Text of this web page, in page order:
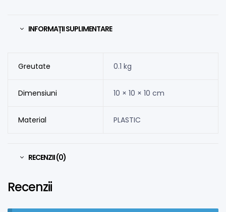
INFORMAȚII SUPLIMENTARE
Greutate 0.1 kg
Dimensiuni 10 × 10 × 10 cm
Material PLASTIC
RECENZII (0)
Recenzii